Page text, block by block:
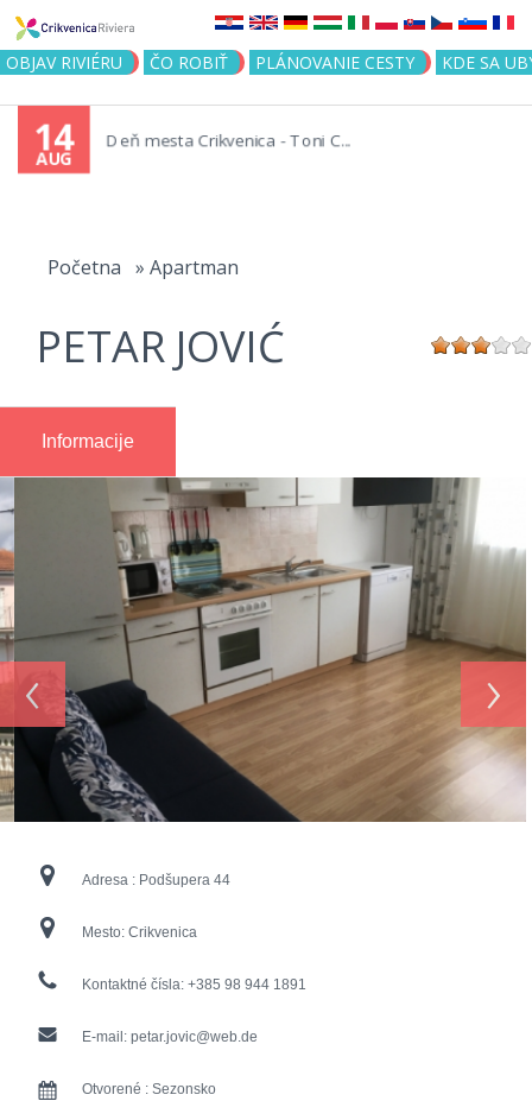
Jump to navigation
OBJAV RIVIÉRU ČO ROBIŤ PLÁNOVANIE CESTY KDE SA
14
AUG
Deň mesta Crikvenica - Toni C...
Početna » Apartman
PETAR JOVIĆ
Informacije
‹ ›
Adresa : Podšupera 44
Mesto: Crikvenica
Kontaktné čísla: +385 98 944 1891
E-mail: petar.jovic@web.de
Otvorené : Sezonsko